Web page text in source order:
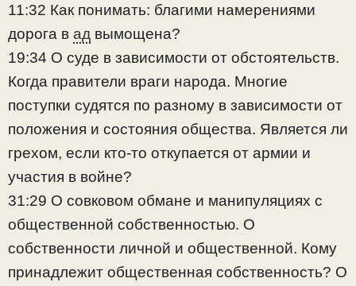
11:32 Как понимать: благими намерениями
дорога в ад вымощена?
19:34 О суде в зависимости от обстоятельств.
Когда правители враги народа. Многие
поступки судятся по разному в зависимости от
положения и состояния общества. Является ли
грехом, если кто-то откупается от армии и
участия в войне?
31:29 О совковом обмане и манипуляциях с
общественной собственностью. О
собственности личной и общественной. Кому
принадлежит общественная собственность? О